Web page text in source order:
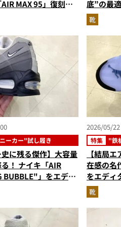
MAX 95」復刻…
ーの人気記事ランキ
（2026年5月版）
底”の最
ードキャ
人気記事
（2026
靴
ーカー"試し履き
史に残る傑作】大容量
！ ナイキ「AIR
BUBBLE"」をエディ
2026/05/
特集 "鉄
【結局
在感の名
をエディ
トリート
靴